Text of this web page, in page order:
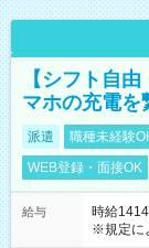
【シフト自
マホの充電を
派遣 職種未経験
WEB登録・面接OK
給与
時給
※規定に